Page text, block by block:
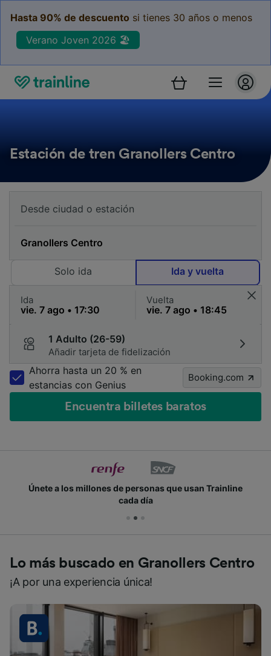
Hasta 90% de descuento si tienes 30 años o menos
Verano Joven 2026 🏖️
Estación de tren Granollers Centro
Solo ida Ida y vuelta
Ida Vuelta
1 Adulto (26-59)
Añadir tarjeta de fidelización
Ahorra hasta un 20 % en
estancias con Genius
Booking.com
Encuentra billetes baratos
Únete a los millones de personas que usan Trainline
cada día
Lo más buscado en Granollers Centro
¡A por una experiencia única!